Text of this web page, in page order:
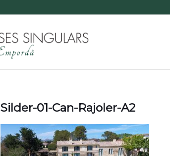
Silder-01-Can-Rajoler-A2